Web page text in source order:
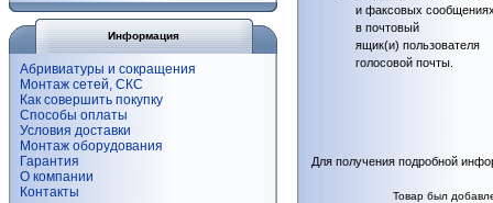
Информация
Абривиатуры и сокращения
Монтаж сетей, СКС
Как совершить покупку
Способы оплаты
Условия доставки
Монтаж оборудования
Гарантия
О компании
Контакты
и факсовых
в почтовый
ящик(и) пользователя
голосовой почты.
Для получения подробной
Товар был